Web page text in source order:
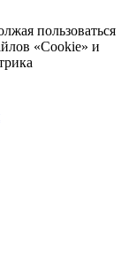
пользоваться
«Cookie» и